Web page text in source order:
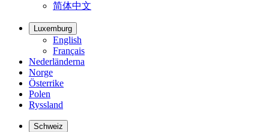
简体中文
Luxemburg
English
Français
Nederländerna
Norge
Österrike
Polen
Ryssland
Schweiz